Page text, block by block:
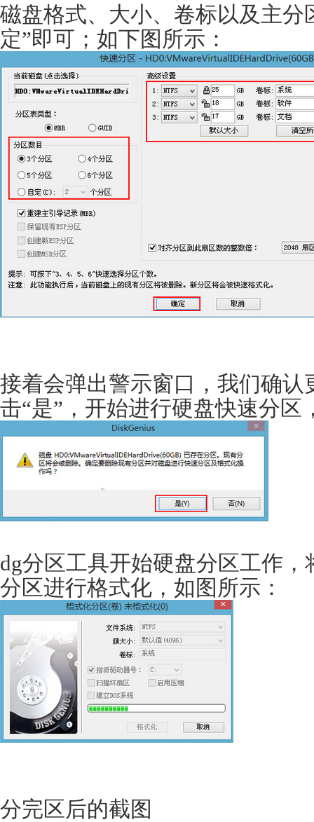
磁盘格式、大小、卷标以及主分
定”即可；如下图所示：
接着会弹出警示窗口，我们确认
击“是”，开始进行硬盘快速分区
dg分区工具开始硬盘分区工作
分区进行格式化，如图所示：
分完区后的截图